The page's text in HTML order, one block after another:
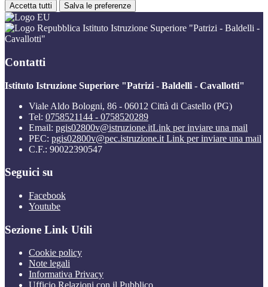
Accetta tutti Salva le preferenze
Istituto Istruzione Superiore "Patrizi - Baldelli -
Cavallotti"
Contatti
Istituto Istruzione Superiore "Patrizi - Baldelli - Cavallotti"
Viale Aldo Bologni, 86 - 06012 Città di Castello (PG)
Tel: 0758521144 - 0758520289
Email: pgis02800v@istruzione.itLink per inviare una mail
PEC: pgis02800v@pec.istruzione.it Link per inviare una mail
C.F.: 90022390547
Seguici su
Facebook
Youtube
Sezione Link Utili
Cookie policy
Note legali
Informativa Privacy